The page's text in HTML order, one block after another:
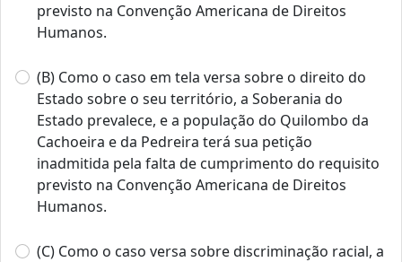
previsto na Convenção Americana de Direitos
Humanos.
(B) Como o caso em tela versa sobre o direito do
Estado sobre o seu território, a Soberania do
Estado prevalece, e a população do Quilombo da
Cachoeira e da Pedreira terá sua petição
inadmitida pela falta de cumprimento do requisito
previsto na Convenção Americana de Direitos
Humanos.
(C) Como o caso versa sobre discriminação racial, a